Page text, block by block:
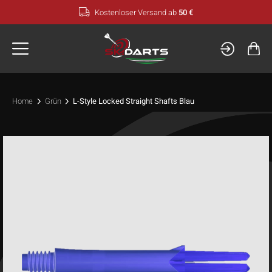
Inhalt
Kostenloser Versand ab 50 €
Home Grün L-Style Locked Straight Shafts Blau